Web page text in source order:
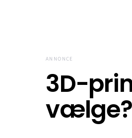
ANNONCE
3D-
vælge?